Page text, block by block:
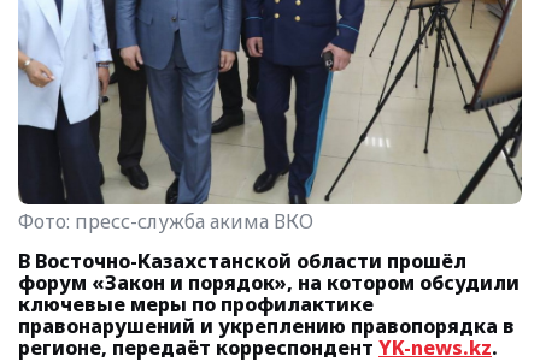
Фото: пресс-служба акима ВКО
В Восточно-Казахстанской области прошёл
форум «Закон и порядок», на котором обсудили
ключевые меры по профилактике
правонарушений и укреплению правопорядка в
регионе, передаёт корреспондент YK-news.kz.